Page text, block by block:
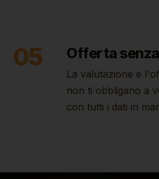
05 Offerta
La valutazione e
non ti obbligano a
con tutti i dati in